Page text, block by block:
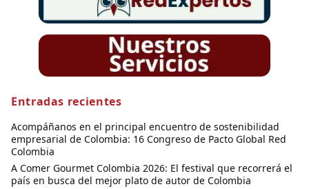
Entradas recientes
Acompáñanos en el principal encuentro de sostenibilidad
empresarial de Colombia: 16 Congreso de Pacto Global Red
Colombia
A Comer Gourmet Colombia 2026: El festival que recorrerá el
país en busca del mejor plato de autor de Colombia